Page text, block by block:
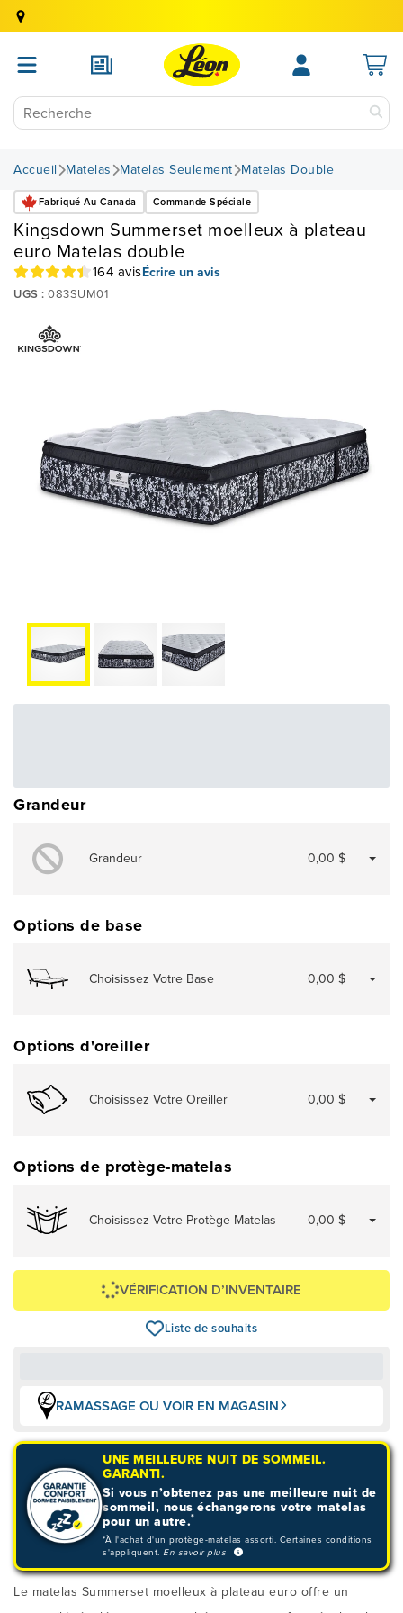
Accueil Matelas Matelas Seulement Matelas Double
Fabriqué Au Canada Commande Spéciale
Kingsdown Summerset moelleux à plateau
euro Matelas double
164 avisÉcrire un avis
UGS : 083SUM01
Grandeur
Grandeur 0,00 $
Options de base
Choisissez Votre Base 0,00 $
Options d'oreiller
Choisissez Votre Oreiller 0,00 $
Options de protège-matelas
Choisissez Votre Protège-Matelas 0,00 $
VÉRIFICATION D’INVENTAIRE
Liste de souhaits
RAMASSAGE OU VOIR EN MAGASIN
UNE MEILLEURE NUIT DE SOMMEIL.
GARANTI.
Si vous n’obtenez pas une meilleure nuit de
sommeil, nous échangerons votre matelas
pour un autre.*
*À l'achat d'un protège-matelas assorti. Certaines conditions
s'appliquent. En savoir plus
Le matelas Summerset moelleux à plateau euro offre un